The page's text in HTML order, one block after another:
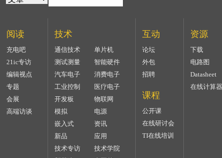
阅读
充电吧
21ic专访
编辑视点
专题
会展
高端访谈
技术
通信技术
单片机
测试测量
智能硬件
汽车电子
消费电子
工业控制
医疗电子
开发板
物联网
模拟
电源
嵌入式
资讯
新品
应用
技术专访
技术学院
互动
论坛
外包
招聘
课程
公开课
在线研讨会
TI在线培训
资源
下载
电路图
Datasheet
在线计算器